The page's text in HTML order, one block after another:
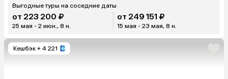
Выгодные туры на соседние даты
от 223 200 ₽
25 мая - 2 июн., 8 н.
от 249 151 ₽
15 мая - 23 мая, 8 н.
Кешбэк + 4 221